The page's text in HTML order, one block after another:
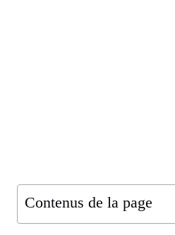
Contenus de la page